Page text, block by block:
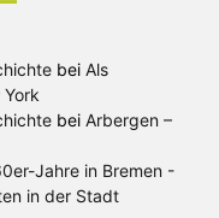
bei Als
bei Arbergen –
Jahre in Bremen -
in der Stadt